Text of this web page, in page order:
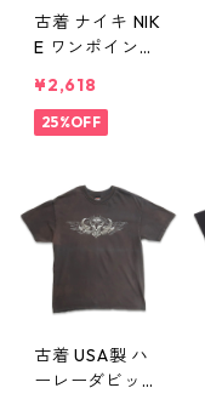
古着 ナイキ NIK
E ワンポイント
ンディ 表記：L
gd410332n
¥2,618
25%OFF
古着 USA製 ハ
ーレーダビッド